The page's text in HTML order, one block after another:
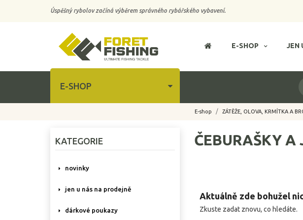
Úspěšný rybolov začíná výběrem správného rybářského vybavení.
E-SHOP JEN
E-SHOP
E-shop ZÁTĚŽE, OLOVA, KRMÍTKA A
KATEGORIE
novinky
jen u nás na prodejně
dárkové poukazy
ČEBURAŠKY A
Aktuálně zde bohužel
Zkuste zadat znovu, co hledáte.